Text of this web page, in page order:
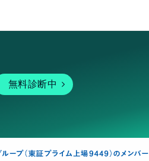
無料診断中